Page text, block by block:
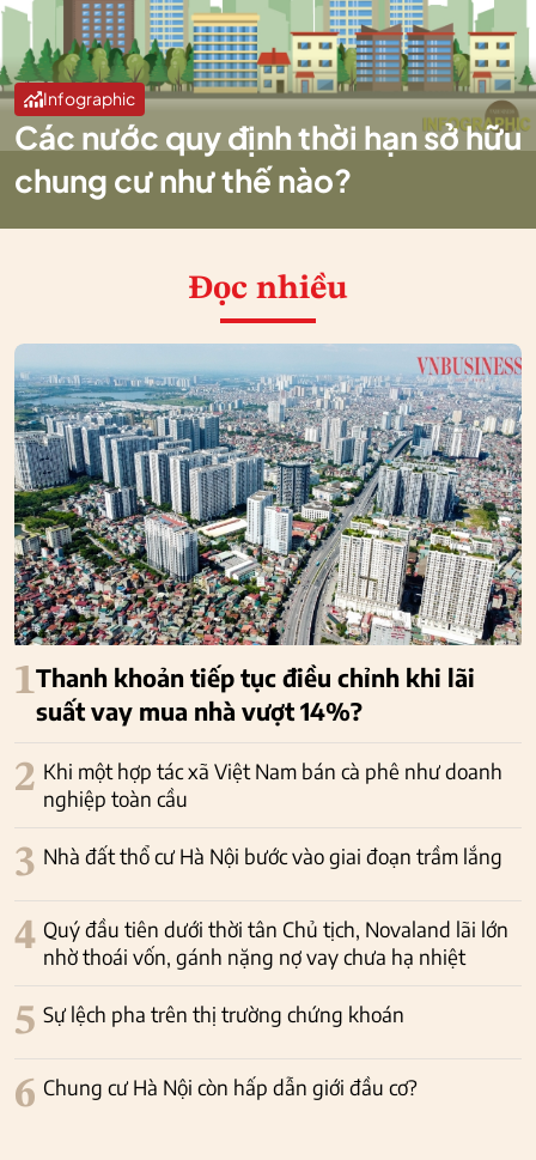
Infographic
Các nước quy định thời hạn sở hữu
chung cư như thế nào?
Đọc nhiều
1Thanh khoản tiếp tục điều chỉnh khi lãi
suất vay mua nhà vượt 14%?
2 Khi một hợp tác xã Việt Nam bán cà phê như doanh
nghiệp toàn cầu
3 Nhà đất thổ cư Hà Nội bước vào giai đoạn trầm lắng
4 Quý đầu tiên dưới thời tân Chủ tịch, Novaland lãi lớn
nhờ thoái vốn, gánh nặng nợ vay chưa hạ nhiệt
5 Sự lệch pha trên thị trường chứng khoán
6 Chung cư Hà Nội còn hấp dẫn giới đầu cơ?